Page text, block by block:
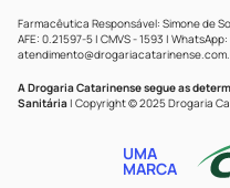
Farmacêutica Responsável: Simone de
AFE: 0.21597-5 | CMVS - 1593 |
A Drogaria Catarinense segue as
Sanitária | Copyright © 2025 Drogaria
UMA
MARCA